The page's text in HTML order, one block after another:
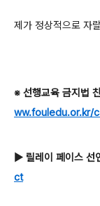
제가 정상적으로 자
※ 선행교육 금지법
ww.fouledu.or.kr/
▶ 릴레이 페이스 선
ct